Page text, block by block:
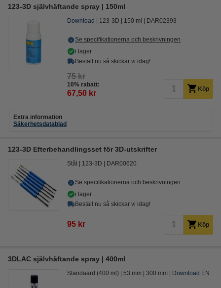
123-3D självhäftande spray | 150ml
Download 123-3D 150 ml DAR02393
Se specifikationerna och beskrivningen
i lager
Beställ nu så skickar vi idag!
75 kr
10% rabatt:
67,50 kr Köp
Extra information
Säkerhetsdatablad
123-3D Efterbehandlingsset för 3D-utskrifter
Stål 123-3D DAR00620
Se specifikationerna och beskrivningen
i lager
Beställ nu så skickar vi idag!
95 kr Köp
3DLAC självhäftande spray | 400ml
Standaard (400 ml) 53 mm 300 mm Download EN